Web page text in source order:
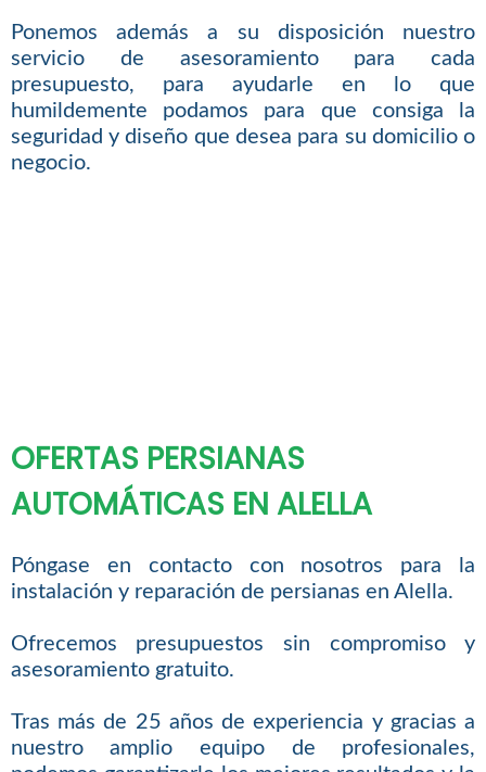
Ponemos además a su disposición nuestro
servicio de asesoramiento para cada
presupuesto, para ayudarle en lo que
humildemente podamos para que consiga la
seguridad y diseño que desea para su domicilio o
negocio.
OFERTAS PERSIANAS
AUTOMÁTICAS EN ALELLA
Póngase en contacto con nosotros para la
instalación y reparación de persianas en Alella.
Ofrecemos presupuestos sin compromiso y
asesoramiento gratuito.
Tras más de 25 años de experiencia y gracias a
nuestro amplio equipo de profesionales,